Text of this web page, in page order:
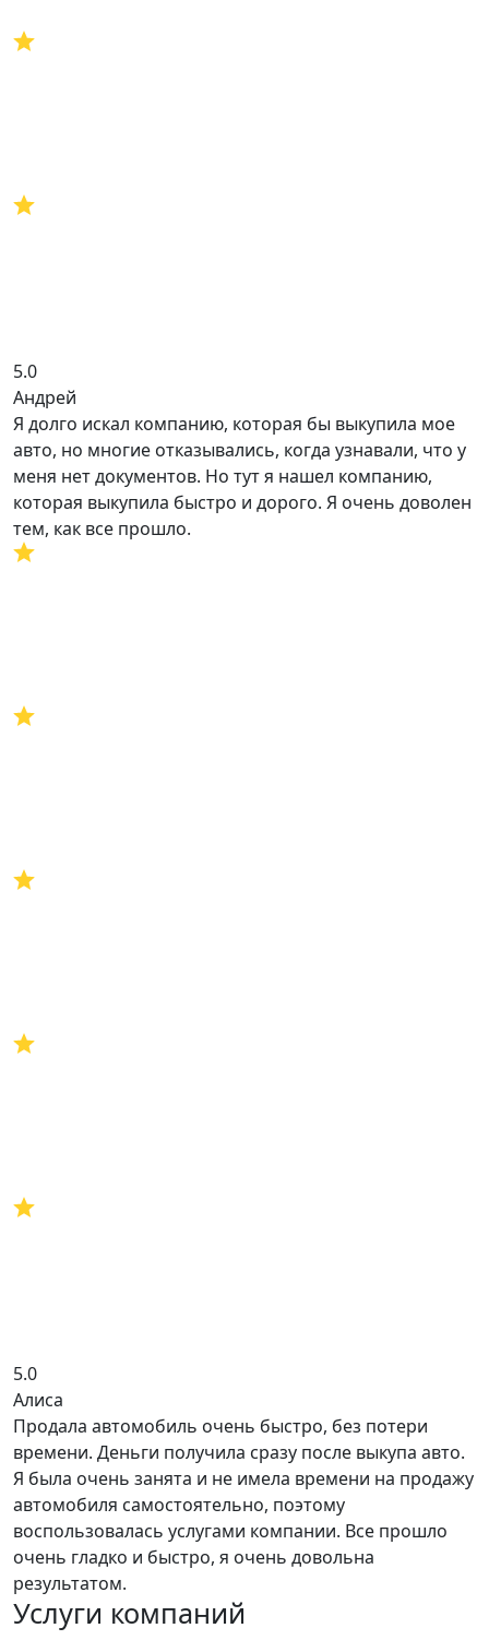
5.0
Андрей
Я долго искал компанию, которая бы выкупила мое
авто, но многие отказывались, когда узнавали, что у
меня нет документов. Но тут я нашел компанию,
которая выкупила быстро и дорого. Я очень доволен
тем, как все прошло.
5.0
Алиса
Продала автомобиль очень быстро, без потери
времени. Деньги получила сразу после выкупа авто.
Я была очень занята и не имела времени на продажу
автомобиля самостоятельно, поэтому
воспользовалась услугами компании. Все прошло
очень гладко и быстро, я очень довольна
результатом.
Услуги компаний